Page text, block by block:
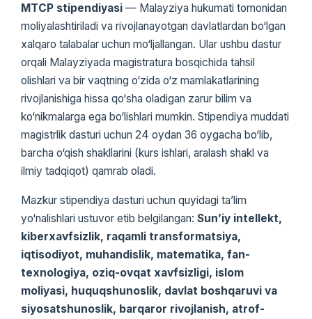
MTCP stipendiyasi — Malayziya hukumati tomonidan
moliyalashtiriladi va rivojlanayotgan davlatlardan bo‘lgan
xalqaro talabalar uchun mo‘ljallangan. Ular ushbu dastur
orqali Malayziyada magistratura bosqichida tahsil
olishlari va bir vaqtning o‘zida o‘z mamlakatlarining
rivojlanishiga hissa qo‘sha oladigan zarur bilim va
ko‘nikmalarga ega bo‘lishlari mumkin. Stipendiya muddati
magistrlik dasturi uchun 24 oydan 36 oygacha bo‘lib,
barcha o‘qish shakllarini (kurs ishlari, aralash shakl va
ilmiy tadqiqot) qamrab oladi.
Mazkur stipendiya dasturi uchun quyidagi ta’lim
yo‘nalishlari ustuvor etib belgilangan: Sun’iy intellekt,
kiberxavfsizlik, raqamli transformatsiya,
iqtisodiyot, muhandislik, matematika, fan-
texnologiya, oziq-ovqat xavfsizligi, islom
moliyasi, huquqshunoslik, davlat boshqaruvi va
siyosatshunoslik, barqaror rivojlanish, atrof-